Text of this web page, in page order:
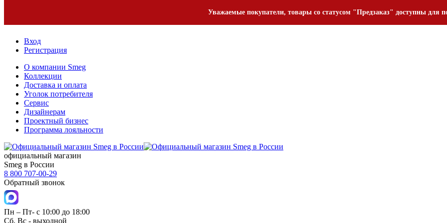
Уважаемые покупатели, товары со статусом "Предзаказ" доступны для
Вход
Регистрация
О компании Smeg
Коллекции
Доставка и оплата
Уголок потребителя
Сервис
Дизайнерам
Проектный бизнес
Программа лояльности
официальный магазин
Smeg в России
8 800 707-00-29
Обратный звонок
Пн – Пт- с 10:00 до 18:00
Сб, Вс - выходной